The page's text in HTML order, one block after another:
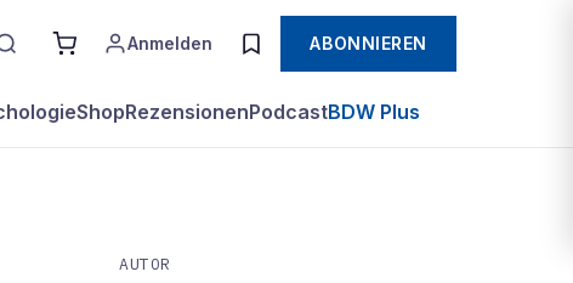
Anmelden ABONNIEREN
ShopRezensionenPodcastBDW Plus
AUTOR